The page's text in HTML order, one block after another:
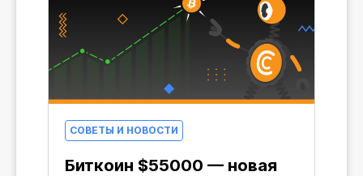
СОВЕТЫ И НОВОСТИ
Биткоин $55000 — новая